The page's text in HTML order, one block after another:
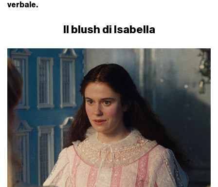
verbale.
Il blush di Isabella